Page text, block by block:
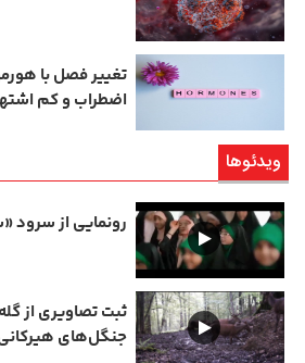
تغییر فصل با
اضطراب و کم‌
ویدئوها
رونمایی از سرود
جنگل‌های